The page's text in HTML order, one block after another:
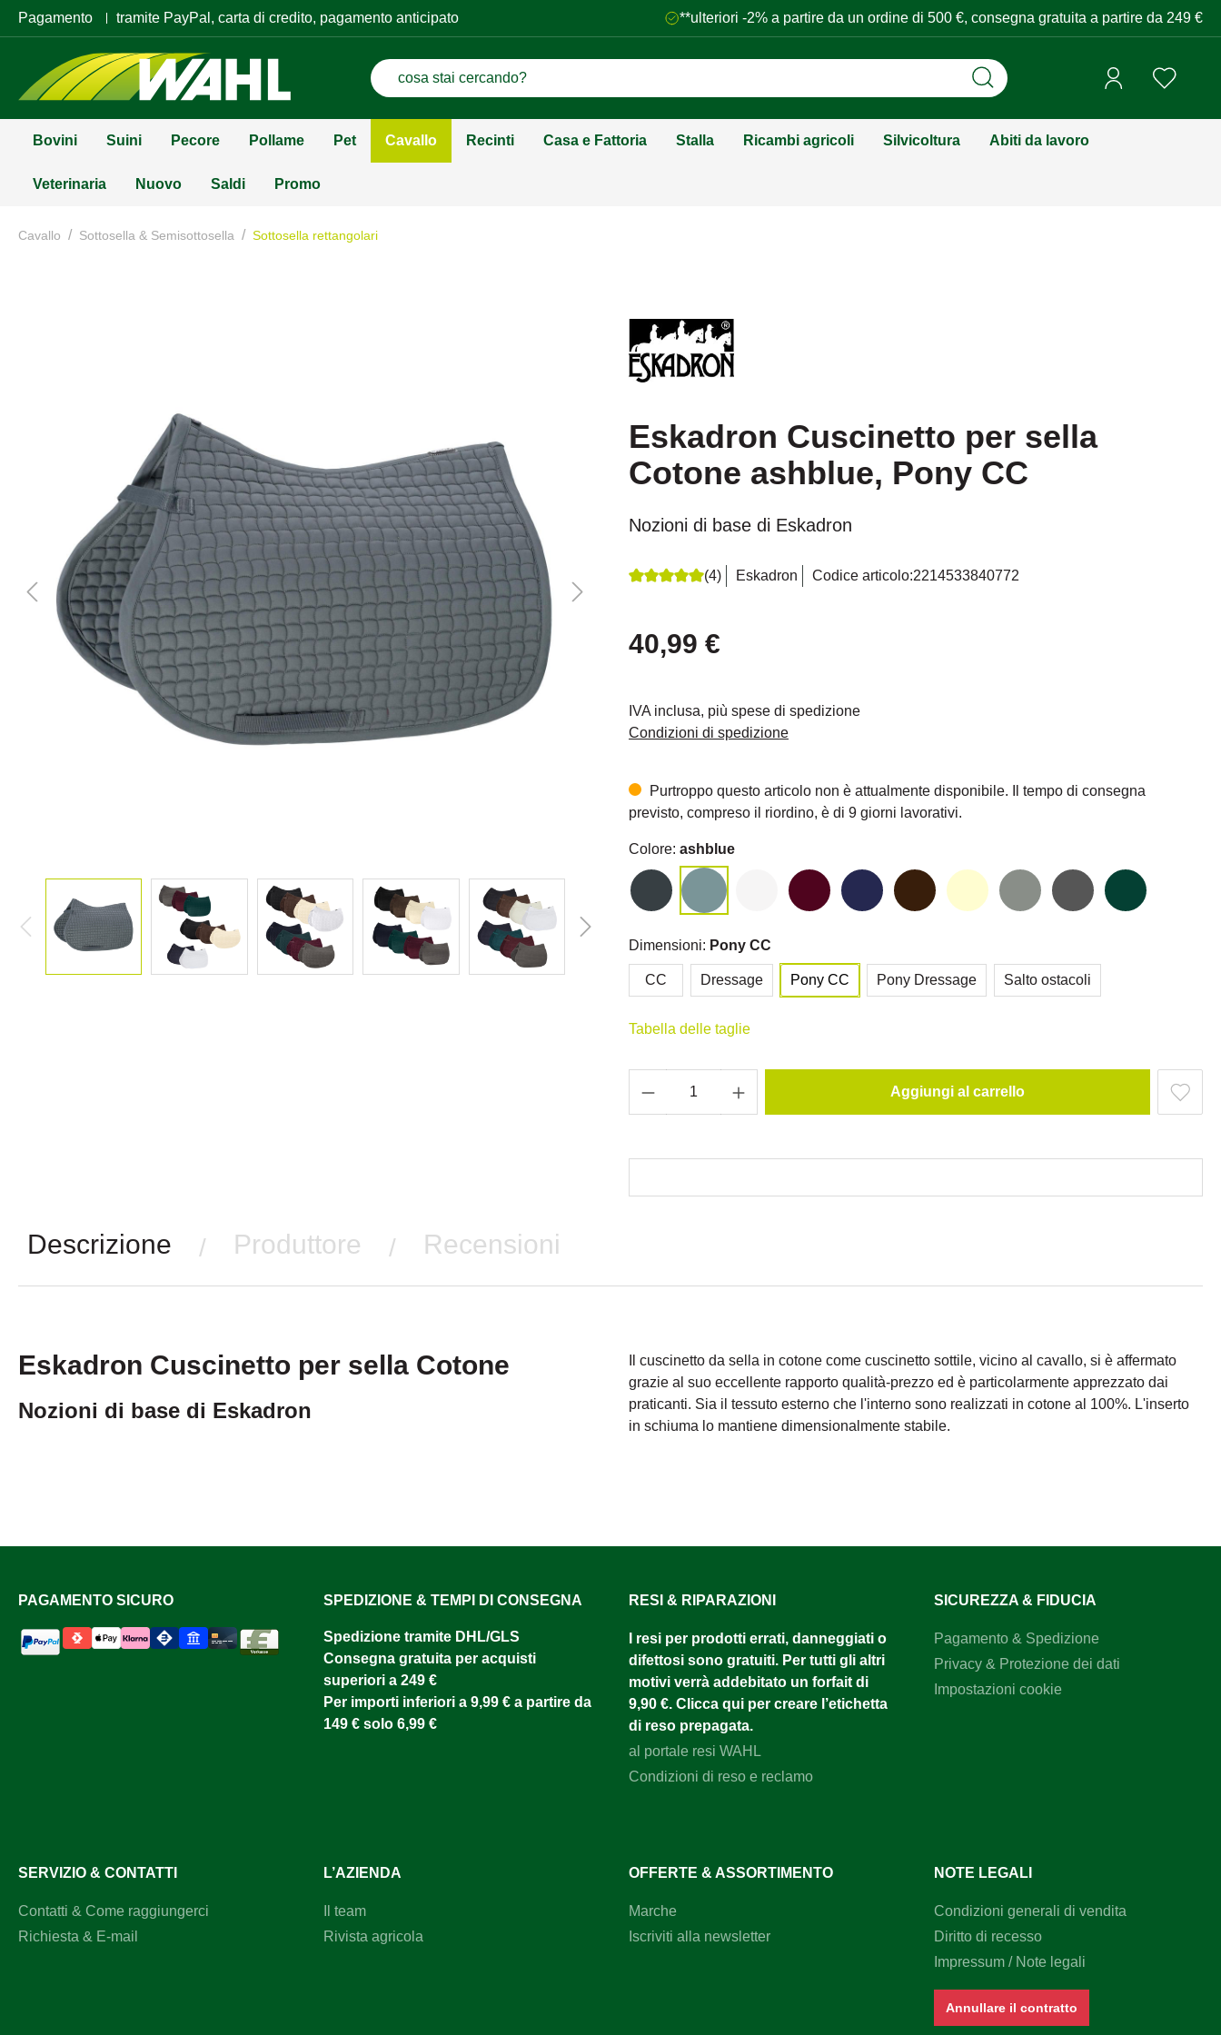
Pagamento tramite PayPal, carta di credito, pagamento anticipato **ulteriori -2% a partire da un ordine di 500 €, consegna gratuita a partire da 249 €
Bovini Suini Pecore Pollame Pet Cavallo Recinti Casa e Fattoria Stalla Ricambi agricoli Silvicoltura Abiti da lavoro
Veterinaria Nuovo Saldi Promo
Cavallo / Sottosella & Semisottosella / Sottosella rettangolari
Eskadron Cuscinetto per sella
Cotone ashblue, Pony CC
Nozioni di base di Eskadron
(4) Eskadron Codice articolo:2214533840772
40,99 €
IVA inclusa, più spese di spedizione
Condizioni di spedizione
Purtroppo questo articolo non è attualmente disponibile. Il tempo di consegna
previsto, compreso il riordino, è di 9 giorni lavorativi.
Colore: ashblue
Dimensioni: Pony CC
CC Dressage Pony CC Pony Dressage Salto ostacoli
Tabella delle taglie
Aggiungi al carrello
Descrizione / Produttore / Recensioni
Eskadron Cuscinetto per sella Cotone
Nozioni di base di Eskadron
Il cuscinetto da sella in cotone come cuscinetto sottile, vicino al cavallo, si è affermato
grazie al suo eccellente rapporto qualità-prezzo ed è particolarmente apprezzato dai
praticanti. Sia il tessuto esterno che l'interno sono realizzati in cotone al 100%. L'inserto
in schiuma lo mantiene dimensionalmente stabile.
PAGAMENTO SICURO SPEDIZIONE & TEMPI DI CONSEGNA
Spedizione tramite DHL/GLS ​
Consegna gratuita per acquisti
superiori a 249 €
Per importi inferiori a 9,99 € a partire da
149 € solo 6,99 €
RESI & RIPARAZIONI
I resi per prodotti errati, danneggiati o
difettosi sono gratuiti. Per tutti gli altri
motivi verrà addebitato un forfait di
9,90 €. Clicca qui per creare l’etichetta
di reso prepagata.
al portale resi WAHL
Condizioni di reso e reclamo
SICUREZZA & FIDUCIA
Pagamento & Spedizione
Privacy & Protezione dei dati
Impostazioni cookie
SERVIZIO & CONTATTI
Contatti & Come raggiungerci
Richiesta & E-mail
L’AZIENDA
Il team
Rivista agricola
OFFERTE & ASSORTIMENTO
Marche
Iscriviti alla newsletter
NOTE LEGALI
Condizioni generali di vendita
Diritto di recesso
Impressum / Note legali
Annullare il contratto